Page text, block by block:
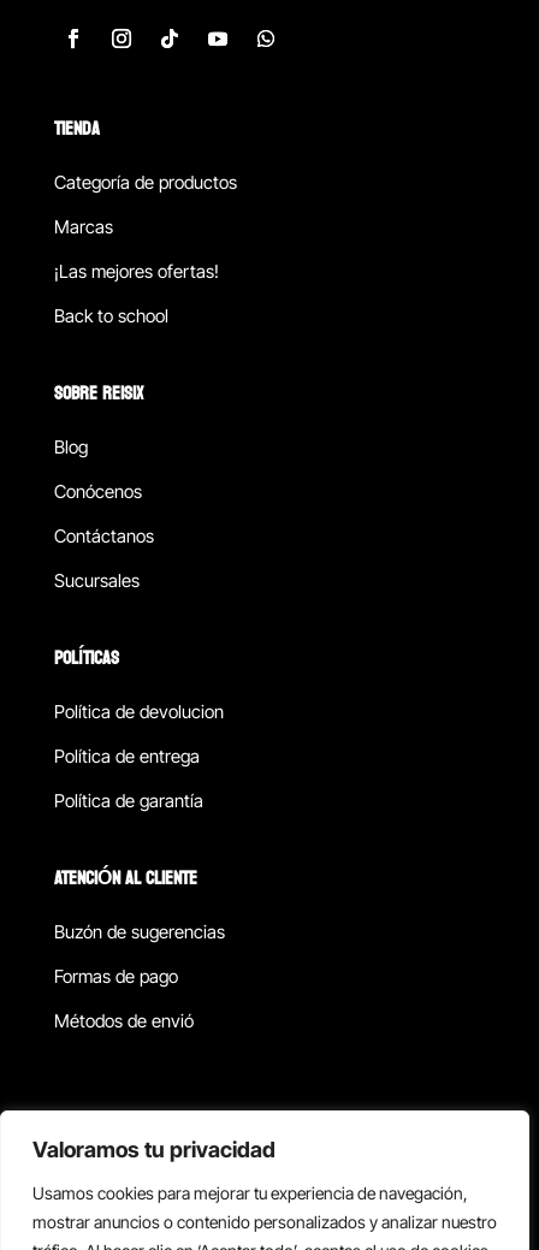
Valoramos tu privacidad
Usamos cookies para mejorar tu experiencia de navegación,
mostrar anuncios o contenido personalizados y analizar nuestro
TIENDA
Categoría de productos
Marcas
¡Las mejores ofertas!
Back to school
SOBRE REISIX
Blog
Conócenos
Contáctanos
Sucursales
POLÍTICAS
Política de devolucion
Política de entrega
Política de garantía
ATENCIÓN AL CLIENTE
Buzón de sugerencias
Formas de pago
Métodos de envió
Copyright © 2026 Reisix. Todos los derechos reservados.